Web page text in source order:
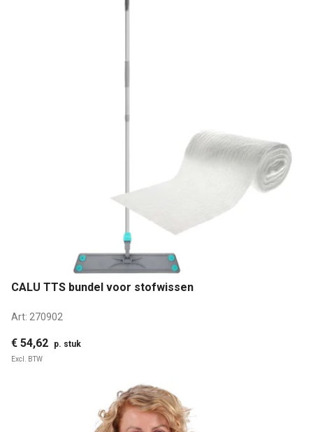
CALU TTS bundel voor stofwissen
Art: 270902
€ 54,62 p. stuk
Excl. BTW